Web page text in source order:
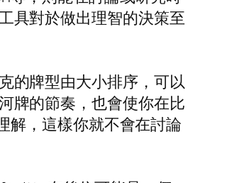
具對於做出理智的決策至
的牌型由大小排序，可以
牌的節奏，也會使你在比
，這樣你就不會在討論